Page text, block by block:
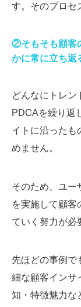
す。そのプロセ
②そもそも顧客
かに常に立ち返
どんなにトレン
PDCAを繰り返
イトに沿ったも
めません。
そのため、ユー
を実施して顧客
ていく努力が必
先ほどの事例で
細な顧客インサ
知・特徴魅力な